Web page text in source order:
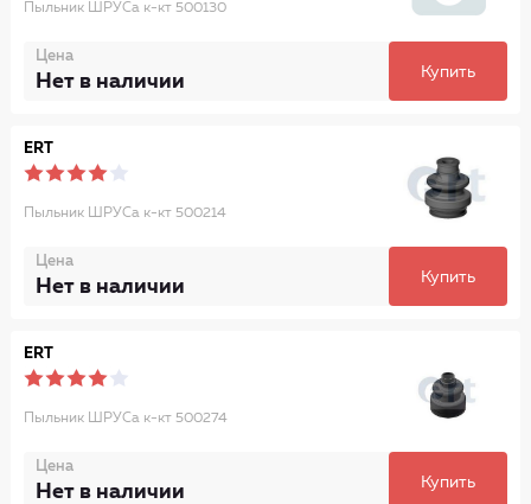
Пыльник ШРУСа к-кт 500130
Цена
Нет в наличии Купить
ERT
Пыльник ШРУСа к-кт 500214
Цена
Нет в наличии Купить
ERT
Пыльник ШРУСа к-кт 500274
Цена
Нет в наличии Купить